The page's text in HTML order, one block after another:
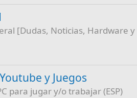
[Dudas, Noticias, Hardware y
y Juegos
para jugar y/o trabajar (ESP)